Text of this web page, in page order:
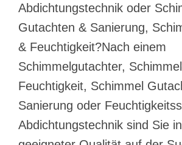
Abdichtungstechnik oder
Gutachten & Sanierung,
& Feuchtigkeit?Nach einem
Schimmelgutachter,
Feuchtigkeit, Schimmel
Sanierung oder
Abdichtungstechnik sind Sie